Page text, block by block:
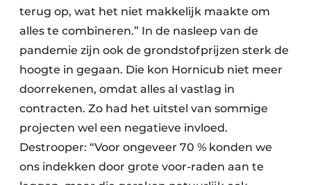
terug op, wat het niet makkelijk maakte om
alles te combineren.” In de nasleep van de
pandemie zijn ook de grondstofprijzen sterk de
hoogte in gegaan. Die kon Hornicub niet meer
doorrekenen, omdat alles al vastlag in
contracten. Zo had het uitstel van sommige
projecten wel een negatieve invloed.
Destrooper: “Voor ongeveer 70 % konden we
ons indekken door grote voor-raden aan te